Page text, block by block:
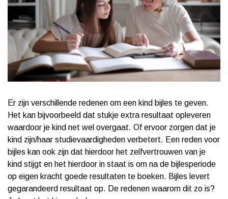
Er zijn verschillende redenen om een kind bijles te geven.
Het kan bijvoorbeeld dat stukje extra resultaat opleveren
waardoor je kind net wel overgaat. Of ervoor zorgen dat je
kind zijn/haar studievaardigheden verbetert. Een reden voor
bijles kan ook zijn dat hierdoor het zelfvertrouwen van je
kind stijgt en het hierdoor in staat is om na de bijlesperiode
op eigen kracht goede resultaten te boeken. Bijles levert
gegarandeerd resultaat op. De redenen waarom dit zo is?